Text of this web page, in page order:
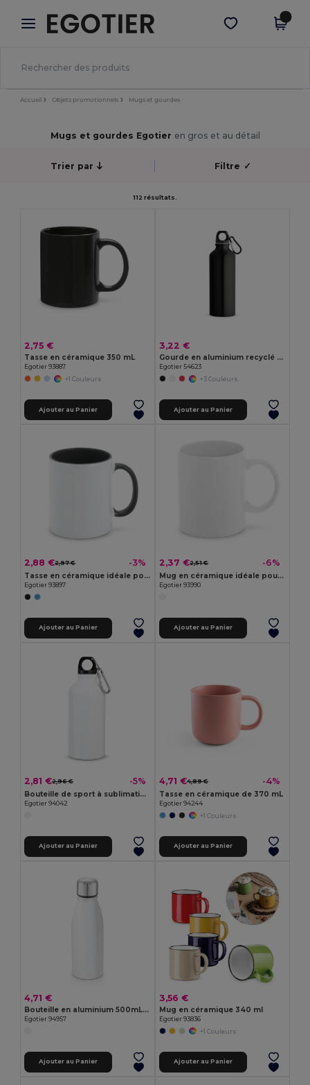
× Appli Egotier
Meilleurs prix sur l’app !
Obtenir l'appli
Accueil Objets promotionnels Mugs et gourdes
Mugs et gourdes Egotier en gros et au détail
Trier par Filtre ✓
112 résultats.
2,75 €
Tasse en céramique 350 mL
Egotier 93887
+1 Couleurs
Ajouter au Panier
3,22 €
Gourde en aluminium recyclé avec mousqueton 530 ml
Egotier 54623
+3 Couleurs
Ajouter au Panier
2,88 €2,97 € -3%
Tasse en céramique idéale pour la sublimation
Egotier 93897
Ajouter au Panier
2,37 €2,51 € -6%
Mug en céramique idéale pour la sublimation 350 mL
Egotier 93990
Ajouter au Panier
2,81 €2,96 € -5%
Bouteille de sport à sublimation 400 mL
Egotier 94042
Ajouter au Panier
4,71 €4,89 € -4%
Tasse en céramique de 370 mL
Egotier 94244
+1 Couleurs
Ajouter au Panier
4,71 €
Bouteille en aluminium 500mL avec bouchon en acier inox à sublimation
Egotier 94957
Ajouter au Panier
3,56 €
Mug en céramique 340 ​​ml
Egotier 93836
+1 Couleurs
Ajouter au Panier